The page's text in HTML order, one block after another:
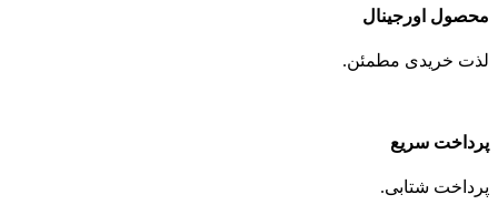
محصول اورجینال
لذت خریدی مطمئن.
پرداخت سریع
پرداخت شتابی.